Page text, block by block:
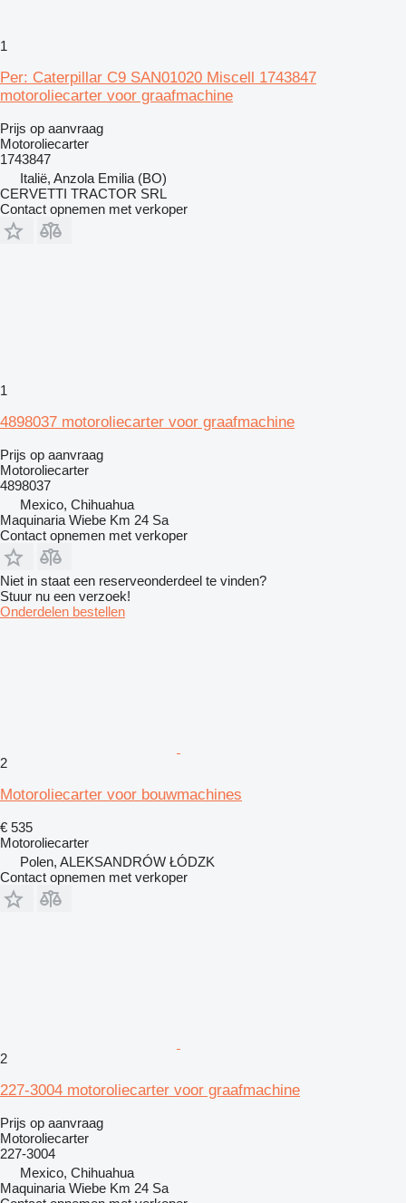
1
Per: Caterpillar C9 SAN01020 Miscell 1743847
motoroliecarter voor graafmachine
Prijs op aanvraag
Motoroliecarter
1743847
Italië, Anzola Emilia (BO)
CERVETTI TRACTOR SRL
Contact opnemen met verkoper
1
4898037 motoroliecarter voor graafmachine
Prijs op aanvraag
Motoroliecarter
4898037
Mexico, Chihuahua
Maquinaria Wiebe Km 24 Sa
Contact opnemen met verkoper
Niet in staat een reserveonderdeel te vinden?
Stuur nu een verzoek!
Onderdelen bestellen
2
Motoroliecarter voor bouwmachines
€ 535
Motoroliecarter
Polen, ALEKSANDRÓW ŁÓDZK
Contact opnemen met verkoper
2
227-3004 motoroliecarter voor graafmachine
Prijs op aanvraag
Motoroliecarter
227-3004
Mexico, Chihuahua
Maquinaria Wiebe Km 24 Sa